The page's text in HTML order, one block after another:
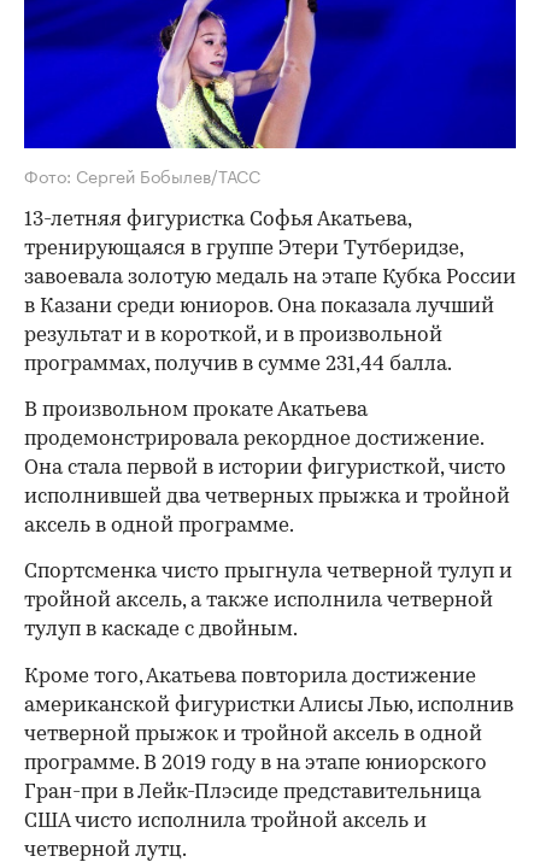
Фото: Сергей Бобылев/ТАСС
13-летняя фигуристка Софья Акатьева,
тренирующаяся в группе Этери Тутберидзе,
завоевала золотую медаль на этапе Кубка России
в Казани среди юниоров. Она показала лучший
результат и в короткой, и в произвольной
программах, получив в сумме 231,44 балла.
В произвольном прокате Акатьева
продемонстрировала рекордное достижение.
Она стала первой в истории фигуристкой, чисто
исполнившей два четверных прыжка и тройной
аксель в одной программе.
Спортсменка чисто прыгнула четверной тулуп и
тройной аксель, а также исполнила четверной
тулуп в каскаде с двойным.
Кроме того, Акатьева повторила достижение
американской фигуристки Алисы Лью, исполнив
четверной прыжок и тройной аксель в одной
программе. В 2019 году в на этапе юниорского
Гран-при в Лейк-Плэсиде представительница
США чисто исполнила тройной аксель и
четверной лутц.